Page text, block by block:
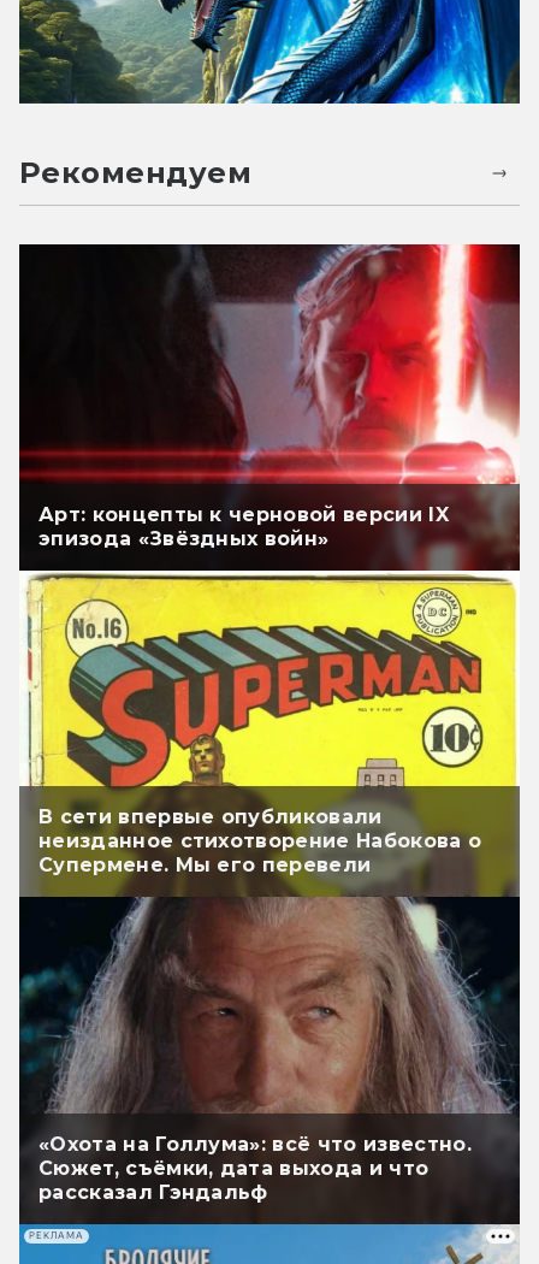
Рекомендуем
Арт: концепты к черновой версии IX
эпизода «Звёздных войн»
В сети впервые опубликовали
неизданное стихотворение Набокова о
Супермене. Мы его перевели
«Охота на Голлума»: всё что известно.
Сюжет, съёмки, дата выхода и что
рассказал Гэндальф
РЕКЛАМА